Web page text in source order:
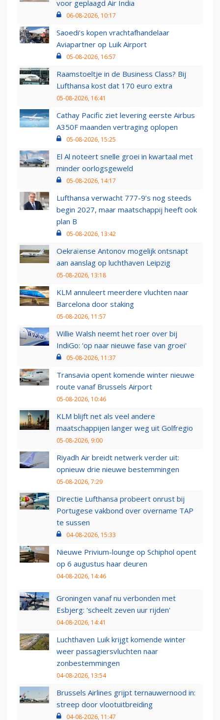
voor geplaagd Air India
06-08-2026, 10:17
Saoedi’s kopen vrachtafhandelaar
Aviapartner op Luik Airport
05-08-2026, 16:57
Raamstoeltje in de Business Class? Bij
Lufthansa kost dat 170 euro extra
05-08-2026, 16:41
Cathay Pacific ziet levering eerste Airbus
A350F maanden vertraging oplopen
05-08-2026, 15:25
El Al noteert snelle groei in kwartaal met
minder oorlogsgeweld
05-08-2026, 14:17
Lufthansa verwacht 777-9’s nog steeds
begin 2027, maar maatschappij heeft ook
plan B
05-08-2026, 13:42
Oekraïense Antonov mogelijk ontsnapt
aan aanslag op luchthaven Leipzig
05-08-2026, 13:18
KLM annuleert meerdere vluchten naar
Barcelona door staking
05-08-2026, 11:57
Willie Walsh neemt het roer over bij
IndiGo: 'op naar nieuwe fase van groei'
05-08-2026, 11:37
Transavia opent komende winter nieuwe
route vanaf Brussels Airport
05-08-2026, 10:46
KLM blijft net als veel andere
maatschappijen langer weg uit Golfregio
05-08-2026, 9:00
Riyadh Air breidt netwerk verder uit:
opnieuw drie nieuwe bestemmingen
05-08-2026, 7:29
Directie Lufthansa probeert onrust bij
Portugese vakbond over overname TAP
te sussen
04-08-2026, 15:33
Nieuwe Privium-lounge op Schiphol opent
op 6 augustus haar deuren
04-08-2026, 14:46
Groningen vanaf nu verbonden met
Esbjerg: 'scheelt zeven uur rijden'
04-08-2026, 14:41
Luchthaven Luik krijgt komende winter
weer passagiersvluchten naar
zonbestemmingen
04-08-2026, 13:54
Brussels Airlines grijpt ternauwernood in:
streep door vlootuitbreiding
04-08-2026, 11:47